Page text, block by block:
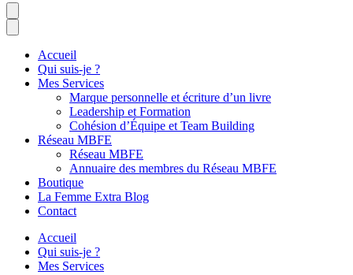
Accueil
Qui suis-je ?
Mes Services
Marque personnelle et écriture d’un livre
Leadership et Formation
Cohésion d’Équipe et Team Building
Réseau MBFE
Réseau MBFE
Annuaire des membres du Réseau MBFE
Boutique
La Femme Extra Blog
Contact
Accueil
Qui suis-je ?
Mes Services